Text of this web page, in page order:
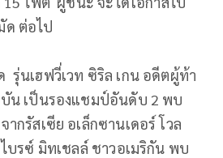
ต่อไป
รุ่นเฮฟวี่เวท ซิริล เกน อดีตผู้ท้า
บัน เป็นรองแชมป์อันดับ 2 พบ
กรัสเซีย อเล็กซานเดอร์ โวล
บรซ์ มิทเชลล์ ชาวอเมริกัน พบ